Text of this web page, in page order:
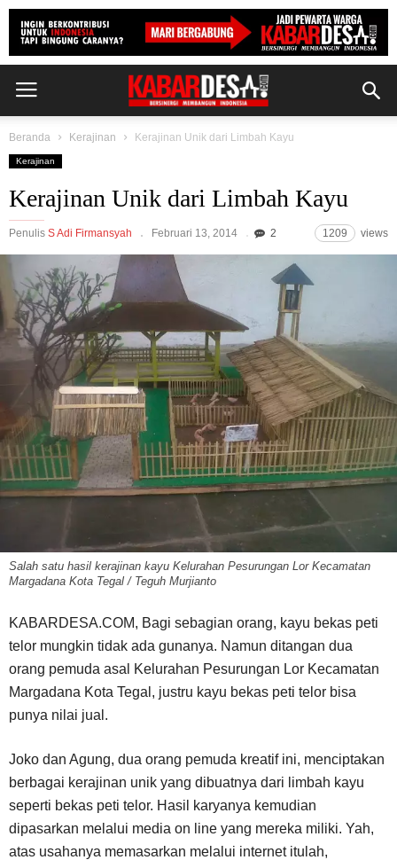
Beranda Kerajinan Kerajinan Unik dari Limbah Kayu
Kerajinan
Kerajinan Unik dari Limbah Kayu
Penulis S Adi Firmansyah Februari 13, 2014 2 1209 views
Salah satu hasil kerajinan kayu Kelurahan Pesurungan Lor Kecamatan
Margadana Kota Tegal / Teguh Murjianto
KABARDESA.COM, Bagi sebagian orang, kayu bekas peti
telor mungkin tidak ada gunanya. Namun ditangan dua
orang pemuda asal Kelurahan Pesurungan Lor Kecamatan
Margadana Kota Tegal, justru kayu bekas peti telor bisa
punya nilai jual.
Joko dan Agung, dua orang pemuda kreatif ini, menciptakan
berbagai kerajinan unik yang dibuatnya dari limbah kayu
seperti bekas peti telor. Hasil karyanya kemudian
dipasarkan melalui media on line yang mereka miliki. Yah,
atas usahanya memasarkan melalui internet itulah,